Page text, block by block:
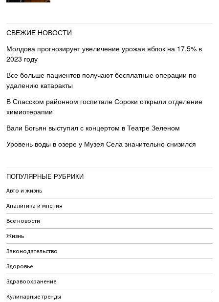
СВЕЖИЕ НОВОСТИ
Молдова прогнозирует увеличение урожая яблок на 17,5% в
2023 году
Все больше пациентов получают бесплатные операции по
удалению катаракты
В Спасском районном госпитале Сороки открыли отделение
химиотерапии
Вали Богьян выступил с концертом в Театре Зеленом
Уровень воды в озере у Музея Села значительно снизился
ПОПУЛЯРНЫЕ РУБРИКИ
Авто и жизнь
Аналитика и мнения
Все новости
Жизнь
Законодательство
Здоровье
Здравоохранение
Кулинарные тренды